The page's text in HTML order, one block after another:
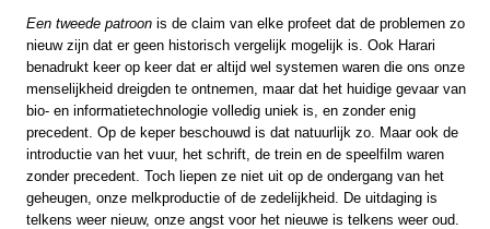
Een tweede patroon is de claim van elke profeet dat de problemen zo
nieuw zijn dat er geen historisch vergelijk mogelijk is. Ook Harari
benadrukt keer op keer dat er altijd wel systemen waren die ons onze
menselijkheid dreigden te ontnemen, maar dat het huidige gevaar van
bio- en informatietechnologie volledig uniek is, en zonder enig
precedent. Op de keper beschouwd is dat natuurlijk zo. Maar ook de
introductie van het vuur, het schrift, de trein en de speelfilm waren
zonder precedent. Toch liepen ze niet uit op de ondergang van het
geheugen, onze melkproductie of de zedelijkheid. De uitdaging is
telkens weer nieuw, onze angst voor het nieuwe is telkens weer oud.